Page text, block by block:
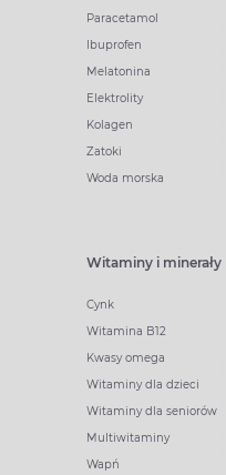
Paracetamol
Ibuprofen
Melatonina
Elektrolity
Kolagen
Zatoki
Woda morska
Witaminy i minerały
Cynk
Witamina B12
Kwasy omega
Witaminy dla dzieci
Witaminy dla seniorów
Multiwitaminy
Wapń